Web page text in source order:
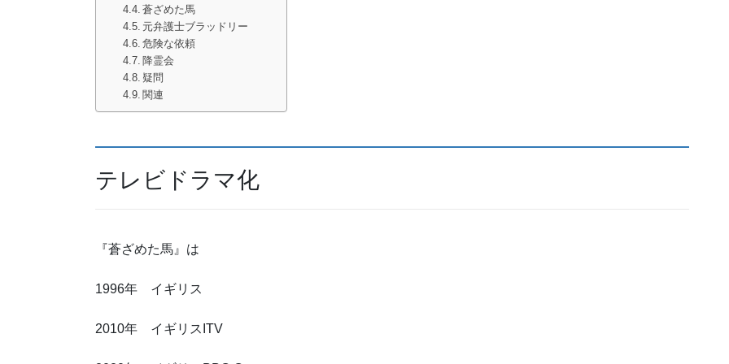
蒼ざめた馬
元弁護士ブラッドリー
危険な依頼
降霊会
疑問
関連
テレビドラマ化
『蒼ざめた馬』は
1996年 イギリス
2010年 イギリスITV